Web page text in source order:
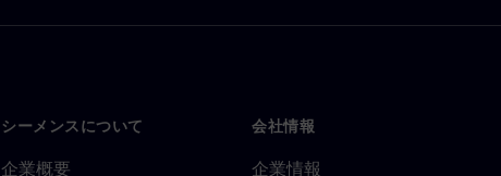
シーメンスについて
企業概要
会社情報
企業情報